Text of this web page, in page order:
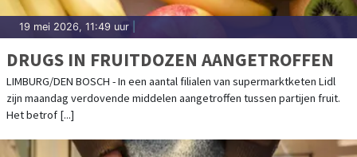
19 mei 2026, 11:49 uur
DRUGS IN FRUITDOZEN AANGETROFFEN
LIMBURG/DEN BOSCH - In een aantal filialen van supermarktketen Lidl
zijn maandag verdovende middelen aangetroffen tussen partijen fruit.
Het betrof [...]